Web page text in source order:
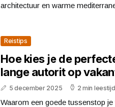
architectuur en warme
Reistips
Hoe kies je de
lange autorit op
5 december 2025 2 min leestijd
Waarom een goede tussenstop